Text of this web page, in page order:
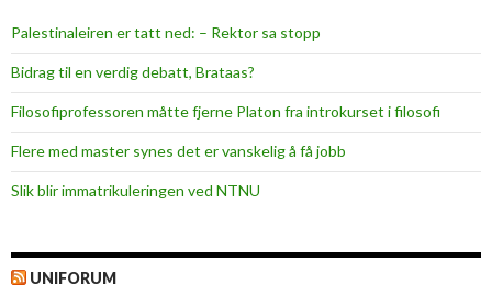
Palestinaleiren er tatt ned: – Rektor sa stopp
Bidrag til en verdig debatt, Brataas?
Filosofiprofessoren måtte fjerne Platon fra introkurset i filosofi
Flere med master synes det er vanskelig å få jobb
Slik blir immatrikuleringen ved NTNU
UNIFORUM